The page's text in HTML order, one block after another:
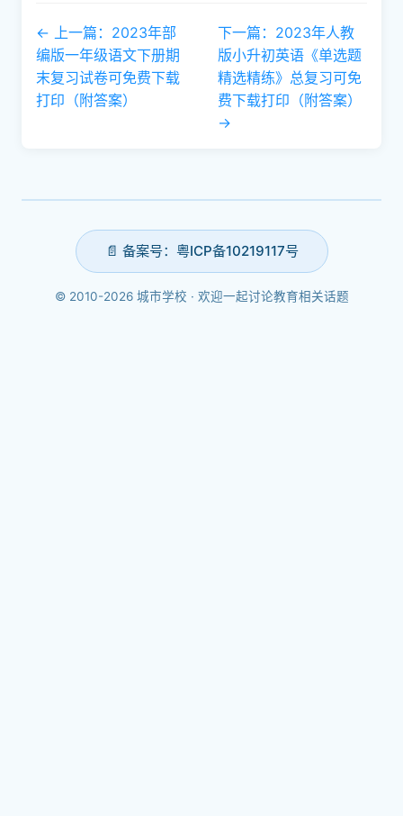
← 上一篇：2023年部
编版一年级语文下册期
末复习试卷可免费下载
打印（附答案）
下一篇：2023年人教
版小升初英语《单选题
精选精练》总复习可免
费下载打印（附答案）
→
📄 备案号：粤ICP备10219117号
© 2010-2026 城市学校 · 欢迎一起讨论教育相关话题